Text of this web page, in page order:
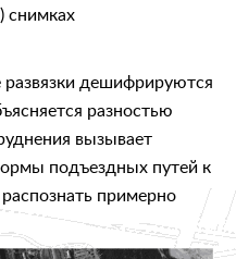
снимках
дешифрируются
разностью
вызывает
подъездных путей к
примерно